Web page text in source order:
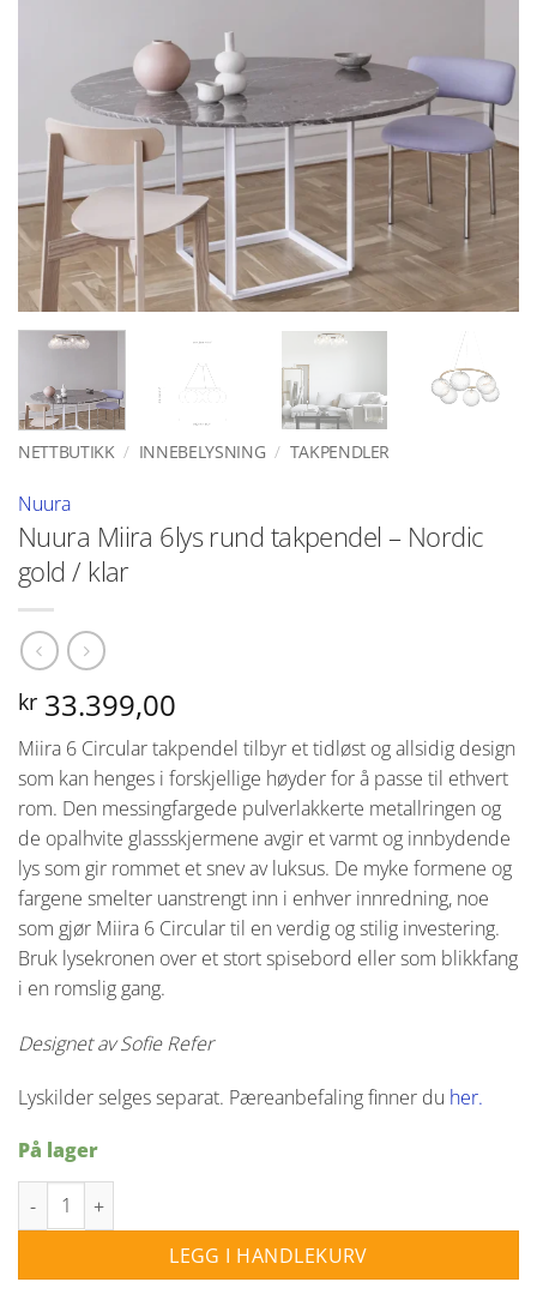
NETTBUTIKK / INNEBELYSNING / TAKPENDLER
Nuura
Nuura Miira 6lys rund takpendel – Nordic
gold / klar
kr 33.399,00
Miira 6 Circular takpendel tilbyr et tidløst og allsidig design
som kan henges i forskjellige høyder for å passe til ethvert
rom. Den messingfargede pulverlakkerte metallringen og
de opalhvite glassskjermene avgir et varmt og innbydende
lys som gir rommet et snev av luksus. De myke formene og
fargene smelter uanstrengt inn i enhver innredning, noe
som gjør Miira 6 Circular til en verdig og stilig investering.
Bruk lysekronen over et stort spisebord eller som blikkfang
i en romslig gang.
Designet av Sofie Refer
Lyskilder selges separat. Pæreanbefaling finner du her.
På lager
Nuura Miira 6lys rund takpendel - Nordic gold / klar antall
LEGG I HANDLEKURV